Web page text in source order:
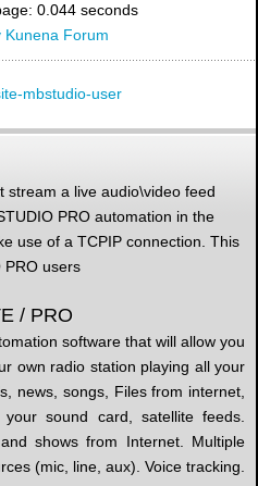
0.044 seconds
Kunena Forum
stream a live audio\video feed
PRO automation in the
use of a TCPIP connection. This
PRO users
/ PRO
software that will allow you
own radio station playing all your
news, songs, Files from internet,
sound card, satellite feeds.
shows from Internet. Multiple
(mic, line, aux). Voice tracking.